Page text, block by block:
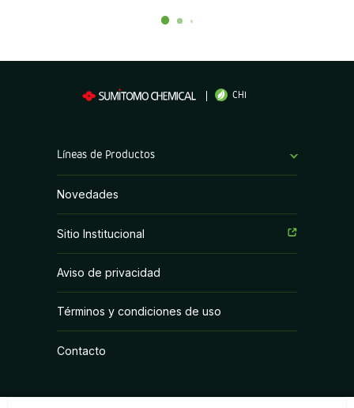
CHI
Líneas de Productos
Coadyuvantes
Fungicidas
Herbicidas
Inoculantes Micorrízicos
Novedades
Sitio Institucional
Aviso de privacidad
Términos y condiciones de uso
Contacto